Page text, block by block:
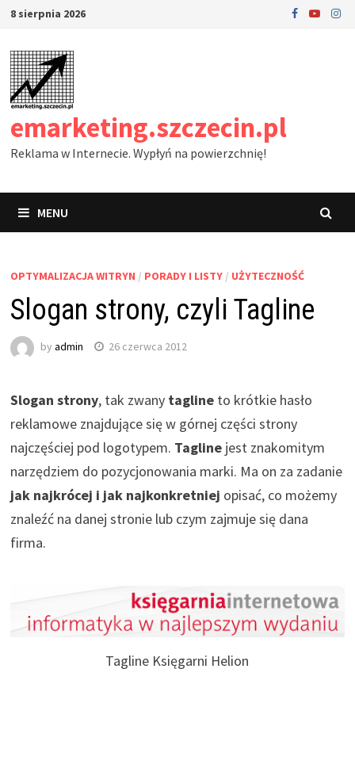
Skip
content
8 sierpnia 2026
emarketing.szczecin.pl
Reklama w Internecie. Wypłyń na powierzchnię!
MENU
OPTYMALIZACJA WITRYN / PORADY I LISTY/ UŻYTECZNOŚĆ
Slogan strony, czyli Tagline
by admin 26 czerwca 2012
Slogan strony, tak zwany taglineto krótkie hasło
reklamowe znajdujące się w górnej części strony
najczęściej pod logotypem. Taglinejest znakomitym
narzędziem do pozycjonowania marki. Ma on za zadanie
jak najkrócej i jak najkonkretniej opisać, co możemy
znaleźć na danej stronie lub czym zajmuje się dana
firma.
Tagline Księgarni Helion